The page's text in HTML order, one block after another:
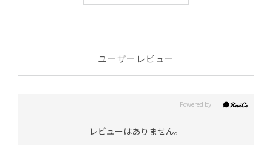
ユーザーレビュー
レビューはありません。